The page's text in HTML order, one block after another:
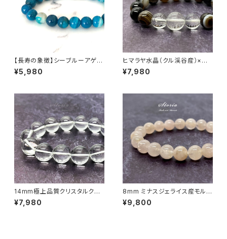
【長寿の象徴】シーブルーアゲー
ト（縞メノウ） 8mm珠 ブレスレ
ット
¥5,980
ヒマラヤ水晶（クル渓谷産）×天
眼石 ブレスレット
¥7,980
14mm極上品質クリスタルクォ
ーツ（天然水晶）ブレスレット【ミ
ナスジェライス産】
¥7,980
8mm ミナスジェライス産モルガ
ナイト（緑柱石）ブレスレット
¥9,800